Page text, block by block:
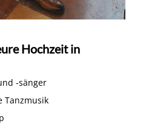
Hochzeit in
-sänger
Tanzmusik